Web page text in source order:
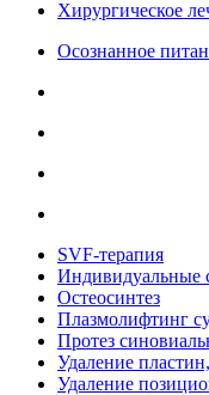
Хирургическое
Осознанное
SVF-терапия
Индивидуальные
Остеосинтез
Плазмолифтинг
Протез
Удаление
Удаление